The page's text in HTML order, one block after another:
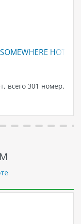
HOTEL
всего 301 номер,